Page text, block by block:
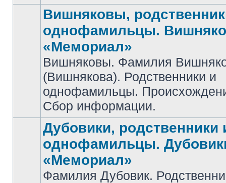
непрочитанных
сообщений
Вишняковы,
однофамильцы.
«Мемориал»
Вишняковы. Фамилия
(Вишнякова). Родственники и
однофамильцы.
Сбор информации.
Дубовики, родственники
однофамильцы.
«Мемориал»
Фамилия Дубовик.